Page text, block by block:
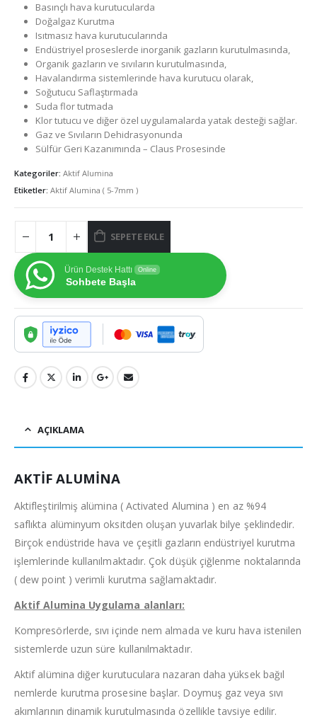
Basınçlı hava kurutucularda
Doğalgaz Kurutma
Isıtmasız hava kurutucularında
Endüstriyel proseslerde inorganik gazların kurutulmasında,
Organik gazların ve sıvıların kurutulmasında,
Havalandırma sistemlerinde hava kurutucu olarak,
Soğutucu Saflaştırmada
Suda flor tutmada
Klor tutucu ve diğer özel uygulamalarda yatak desteği sağlar.
Gaz ve Sıvıların Dehidrasyonunda
Sülfür Geri Kazanımında – Claus Prosesinde
Kategoriler: Aktif Alumina
Etiketler: Aktif Alumina ( 5-7mm )
SEPETE EKLE
Ürün Destek Hattı Online
Sohbete Başla
AÇIKLAMA
AKTİF ALUMİNA
Aktifleştirilmiş alümina ( Activated Alumina ) en az %94
saflıkta alüminyum oksitden oluşan yuvarlak bilye şeklindedir.
Birçok endüstride hava ve çeşitli gazların endüstriyel kurutma
işlemlerinde kullanılmaktadır. Çok düşük çiğlenme noktalarında
( dew point ) verimli kurutma sağlamaktadır.
Aktif Alumina Uygulama alanları:
Kompresörlerde, sıvı içinde nem almada ve kuru hava istenilen
sistemlerde uzun süre kullanılmaktadır.
Aktif alümina diğer kurutuculara nazaran daha yüksek bağıl
nemlerde kurutma prosesine başlar. Doymuş gaz veya sıvı
akımlarının dinamik kurutulmasında özellikle tavsiye edilir.